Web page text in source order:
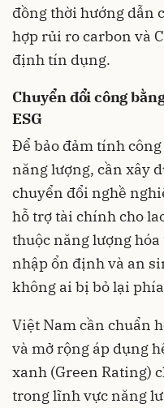
đồng thời hướng dẫn
hợp rủi ro carbon và
định tín dụng.
Chuyển đổi công
ESG
Để bảo đảm tính
năng lượng, cần xây
chuyển đổi nghề
hỗ trợ tài chính cho
thuộc năng lượng
nhập ổn định và an
không ai bị bỏ lại
Việt Nam cần chuẩn
và mở rộng áp dụng
xanh (Green Rating)
trong lĩnh vực năng